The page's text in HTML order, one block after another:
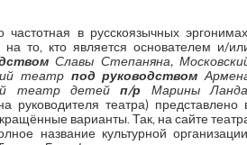
частотная в русскоязычных эргонимах,
то, кто является основателем и/
Славы Степаняна,
театр под руководством
театр детейп/р Марины Ланда
руководителя театра) представлено
варианты. Так, на сайте
название культурной организации,